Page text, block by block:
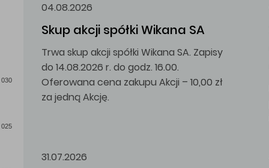
025
030
04.08.2026
Skup akcji spółki Wikana SA
Trwa skup akcji spółki Wikana SA. Zapisy
do 14.08.2026 r. do godz. 16.00.
Oferowana cena zakupu Akcji – 10,00 zł
za jedną Akcję.
31.07.2026